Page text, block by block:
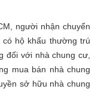
người nhận chuyển
hộ khẩu thường trú
đối với nhà chung cư,
mua bán nhà chung
sở hữu nhà chung